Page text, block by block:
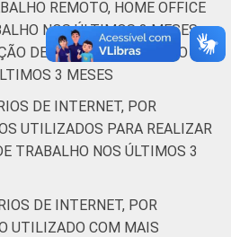
Centro Regional de
Desenvolvimento da
(Cetic.br),
com usuários de Internet no
COVID-19 - Edição 4.
REMOTO, HOME OFFICE
NOS ÚLTIMOS 3 MESES,
DE TRABALHO REMOTO
3 MESES
DE INTERNET, POR
UTILIZADOS PARA REALIZAR
TRABALHO NOS ÚLTIMOS 3
DE INTERNET, POR
UTILIZADO COM MAIS